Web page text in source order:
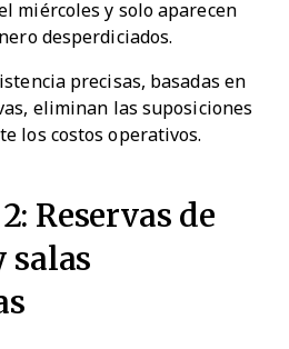
miércoles y solo aparecen
desperdiciados.
precisas, basadas en
eliminan las suposiciones
los costos operativos.
Reservas de
salas